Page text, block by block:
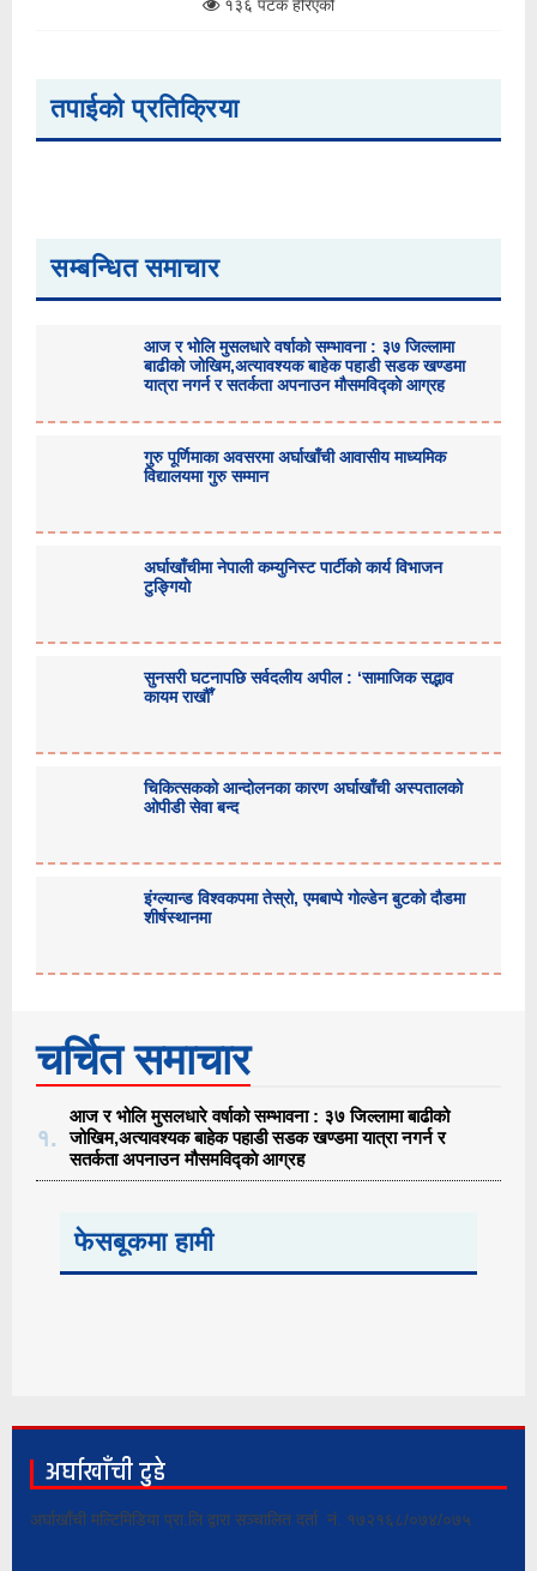
१३६ पटक हेरिएको
तपाईको प्रतिक्रिया
सम्बन्धित समाचार
आज र भोलि मुसलधारे वर्षाको सम्भावना : ३७ जिल्लामा
बाढीको जोखिम,अत्यावश्यक बाहेक पहाडी सडक खण्डमा
यात्रा नगर्न र सतर्कता अपनाउन मौसमविद्काे आग्रह
गुरु पूर्णिमाका अवसरमा अर्घाखाँची आवासीय माध्यमिक
विद्यालयमा गुरु सम्मान
अर्घाखाँचीमा नेपाली कम्युनिस्ट पार्टीको कार्य विभाजन
टुङ्गियो
सुनसरी घटनापछि सर्वदलीय अपील : ‘सामाजिक सद्भाव
कायम राखौँ’
चिकित्सकको आन्दोलनका कारण अर्घाखाँची अस्पतालको
ओपीडी सेवा बन्द
इंग्ल्यान्ड विश्वकपमा तेस्रो, एमबाप्पे गोल्डेन बुटको दौडमा
शीर्षस्थानमा
चर्चित समाचार
१.
आज र भोलि मुसलधारे वर्षाको सम्भावना : ३७ जिल्लामा बाढीको
जोखिम,अत्यावश्यक बाहेक पहाडी सडक खण्डमा यात्रा नगर्न र
सतर्कता अपनाउन मौसमविद्काे आग्रह
फेसबूकमा हामी
अर्घाखाँची टुडे
अर्घाखाँची मल्टिमिडिया प्रा.लि द्वारा सञ्चालित दर्ता नं. १७२१६८/०७४/०७५